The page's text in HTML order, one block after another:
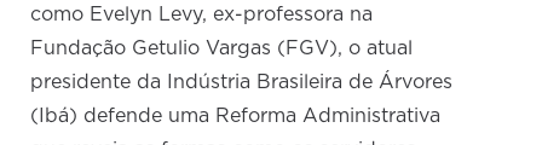
como Evelyn Levy, ex-professora na
Fundação Getulio Vargas (FGV), o atual
presidente da Indústria Brasileira de Árvores
(Ibá) defende uma Reforma Administrativa